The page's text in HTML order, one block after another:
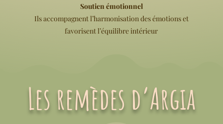
Soutien émotionnel
Ils accompagnent l’harmonisation des émotions et
favorisent l’équilibre intérieur
Les remèdes d’Argia